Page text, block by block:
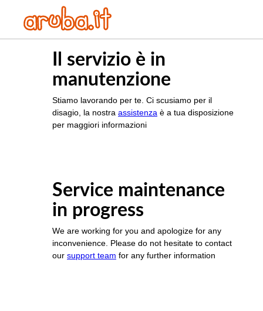
Il servizio è in
manutenzione
Stiamo lavorando per te. Ci scusiamo per il
disagio, la nostra assistenza è a tua disposizione
per maggiori informazioni
Service maintenance
in progress
We are working for you and apologize for any
inconvenience. Please do not hesitate to contact
our support team for any further information